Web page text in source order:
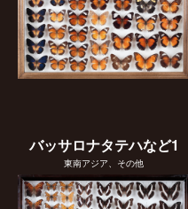
バッサロナタテハなど1
東南アジア、その他